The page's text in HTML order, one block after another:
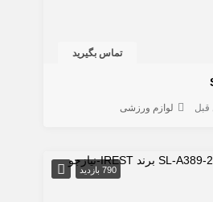
تماس بگیرید
لوازم ورزشی
790 بازدید